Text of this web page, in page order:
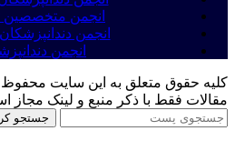
انجمن متخصصین
انجمن
انجمن
کلیه حقوق متعلق به این سایت محفوظ
مقالات فقط با ذکر منبع و لینک مجاز
جستجو